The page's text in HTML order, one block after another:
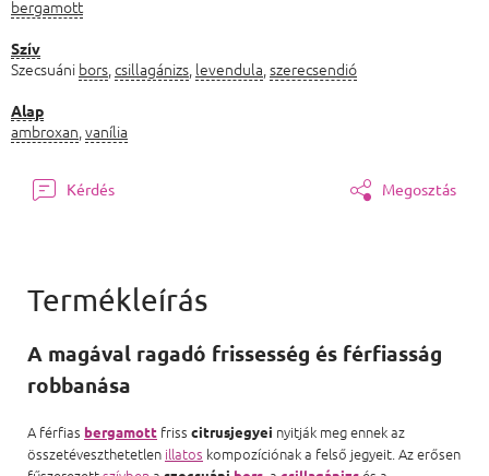
bergamott
Szív
Szecsuáni bors csillagánizs levendula szerecsendió
Alap
ambroxan vanília
Kérdés Megosztás
A magával ragadó frissesség és férfiasság
robbanása
A férfias bergamott friss citrusjegyei nyitják meg ennek az
összetéveszthetetlen illatos kompozíciónak a felső jegyeit. Az erősen